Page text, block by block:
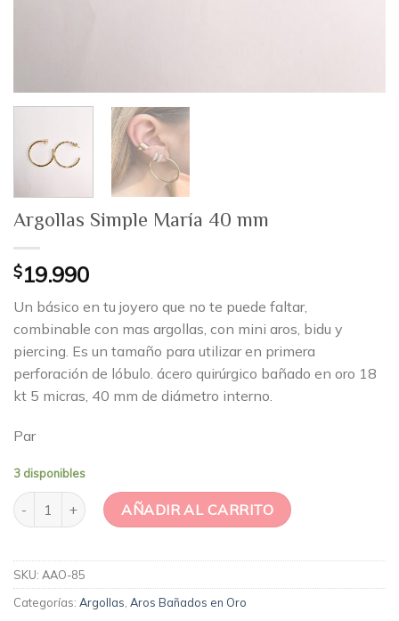
Argollas Simple María 40 mm
$19.990
Un básico en tu joyero que no te puede faltar,
combinable con mas argollas, con mini aros, bidu y
piercing. Es un tamaño para utilizar en primera
perforación de lóbulo. ácero quirúrgico bañado en oro 18
kt 5 micras, 40 mm de diámetro interno.
Par
3 disponibles
Argollas Simple María 40 mm cantidad
AÑADIR AL CARRITO
SKU: AAO-85
Categorías: Argollas Aros Bañados en Oro